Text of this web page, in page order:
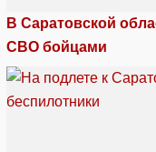
В Саратовской
СВО бойцами